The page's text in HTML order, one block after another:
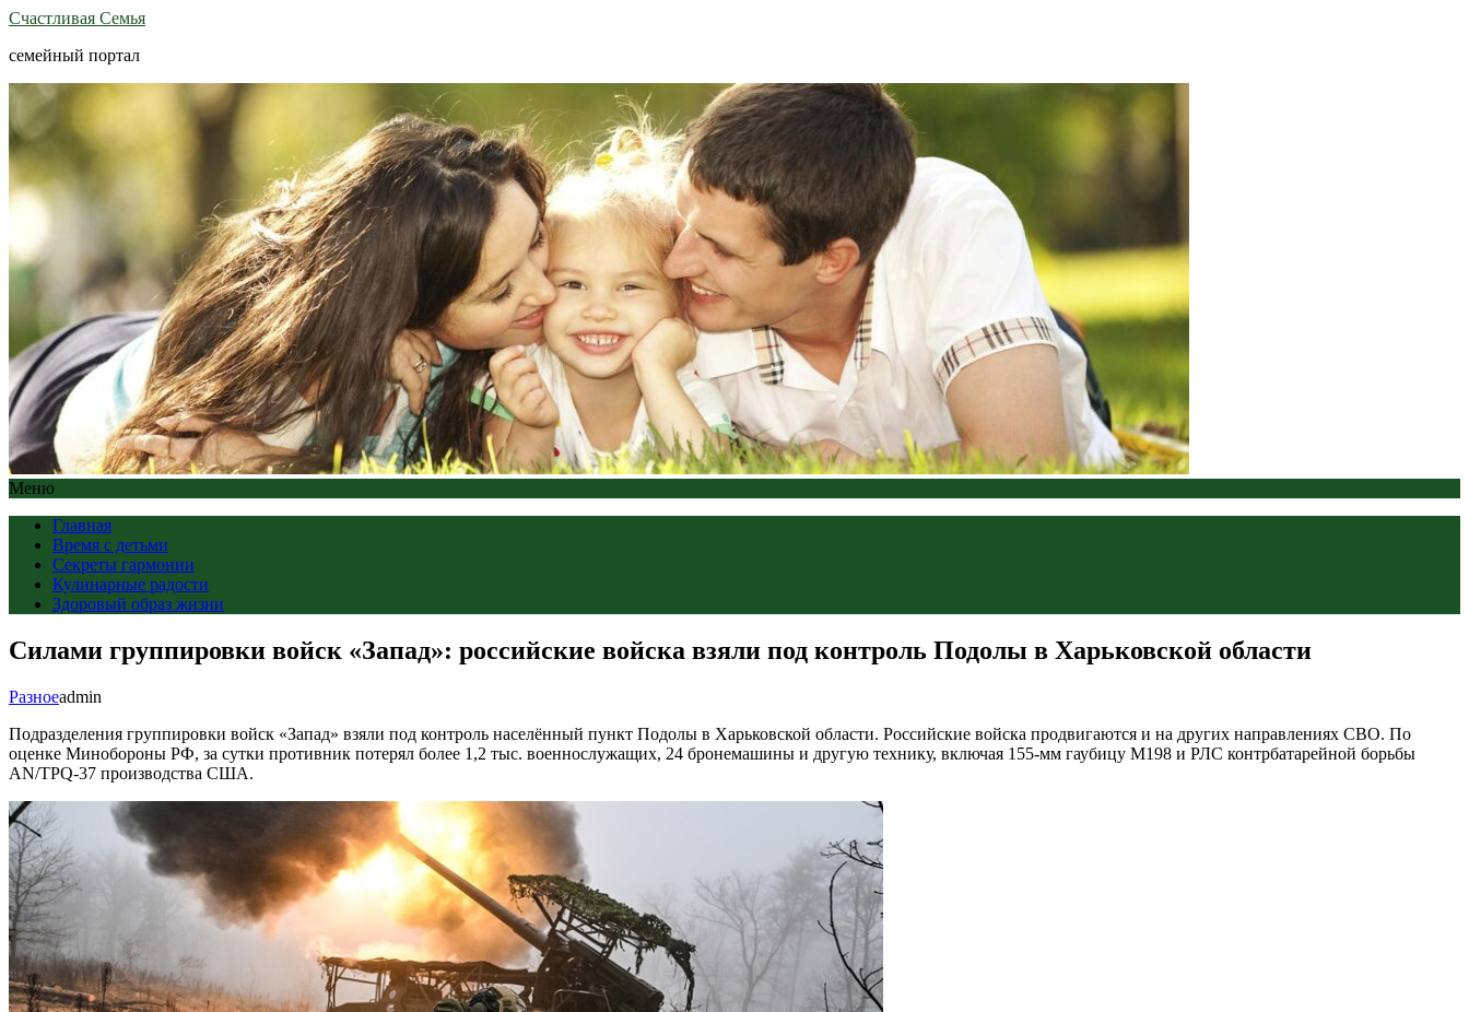
Счастливая Семья
семейный портал
Меню
Главная
Время с детьми
Секреты гармонии
Кулинарные радости
Здоровый образ жизни
Силами группировки войск «Запад»: российские войска взяли под контроль Подолы в Харьковской области
Разноеadmin
Подразделения группировки войск «Запад» взяли под контроль населённый пункт Подолы в Харьковской области. Российские войска продвигаются и на других направлениях СВО. По
оценке Минобороны РФ, за сутки противник потерял более 1,2 тыс. военнослужащих, 24 бронемашины и другую технику, включая 155-мм гаубицу M198 и РЛС контрбатарейной борьбы
AN/TPQ-37 производства США.